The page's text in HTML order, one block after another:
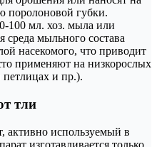
поролоновой губки.
100 мл. хоз. мыла или
мыльного состава
насекомого, что приводит
применяют на низкорослых
петлицах и пр.).
тли
активно используемый в
изготавливается только